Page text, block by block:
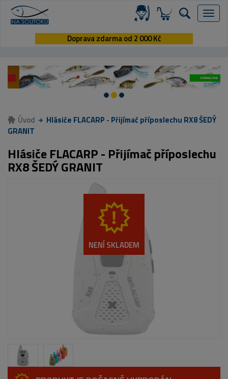
Menu
Doprava zdarma od 2 000 Kč
Úvod
Hlásiče FLACARP - Přijímač příposlechu RX8 ŠEDÝ
GRANIT
Hlásiče FLACARP - Přijímač příposlechu
RX8 ŠEDÝ GRANIT
NENÍ SKLADEM